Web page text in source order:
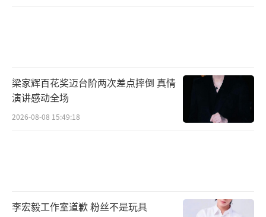
梁家辉百花奖迈台阶两次差点摔倒 真情
演讲感动全场
2026-08-08 15:49:18
李宏毅工作室道歉 粉丝不是玩具